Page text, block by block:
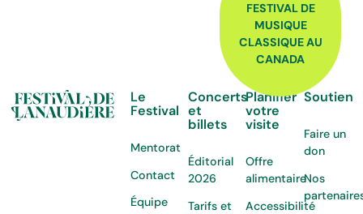
FESTIVAL DE
MUSIQUE
CLASSIQUE AU
CANADA
Le
Festival
Mentorat
Contact
Équipe
Concerts
et
billets
Éditorial
2026
Tarifs et
Planifier
votre
visite
Offre
alimentaire
Accessibilité
Soutien
Faire un
don
Nos